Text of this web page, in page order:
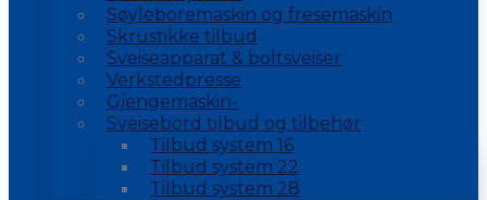
Søyleboremaskin og fresemaskin
Skrustikke tilbud
Sveiseapparat & boltsveiser
Verkstedpresse
Gjengemaskin-
Sveisebord tilbud og tilbehør
Tilbud system 16
Tilbud system 22
Tilbud system 28